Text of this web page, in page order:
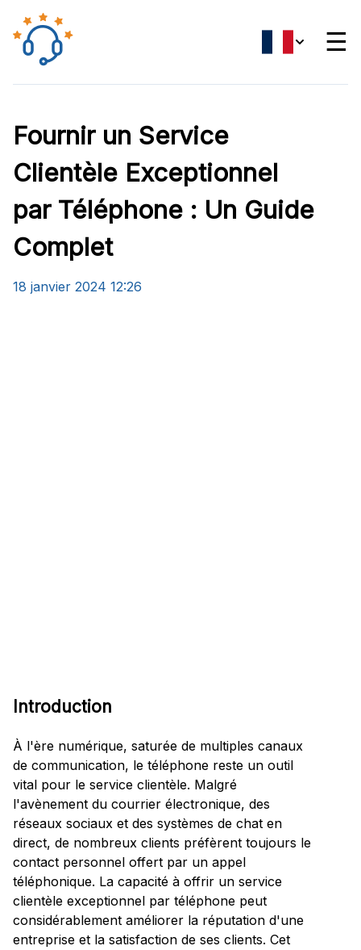
☰
Fournir un Service
Clientèle Exceptionnel
par Téléphone : Un Guide
Complet
18 janvier 2024 12:26
Introduction
À l'ère numérique, saturée de multiples canaux
de communication, le téléphone reste un outil
vital pour le service clientèle. Malgré
l'avènement du courrier électronique, des
réseaux sociaux et des systèmes de chat en
direct, de nombreux clients préfèrent toujours le
contact personnel offert par un appel
téléphonique. La capacité à offrir un service
clientèle exceptionnel par téléphone peut
considérablement améliorer la réputation d'une
entreprise et la satisfaction de ses clients. Cet